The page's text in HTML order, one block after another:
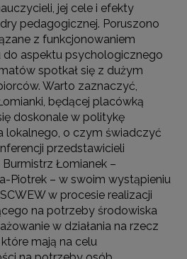
jej cele i efekty
pedagogicznej. Poruszono
z funkcjonowaniem
do aspektu psychologicznego
spotkał się z dużym
Warto zaznaczyć,
będącej placówką
doskonale w politykę
lokalnego, o czym świadczyć
przedstawicieli
Łomianek –
Piotrek – w swoim wystąpieniu
w procesie realizacji
na potrzeby środowiska
w działania na rzecz
mają na celu